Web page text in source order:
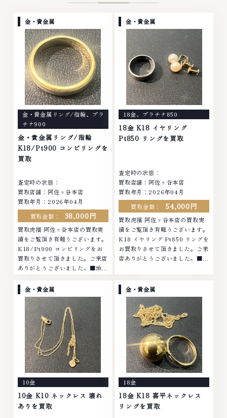
金・貴金属
金・貴金属リング/指輪、 プラ
チナ900
金・貴金属リング/指輪
K18/Pt900 コンビリングを
買取
査定時の状態：
買取店舗：阿佐ヶ谷本店
買取年月：2026年04月
買取金額：
38,000円
買取虎福 阿佐ヶ谷本店の買取実
績をご覧頂き有難うございます。
K18/Pt900 コンビリングをお
買取りさせて頂きました。ご来店
ありがとうございました。■地域
ヤモンド ブランド品 ブランド衣
類 お酒買取りのことなら、お任
せくださいなかでも金・プラチナ
等のアクセサリー・貴金属・宝
石・ダイヤモンド・ジュエリーや
ブランド品・時計等は特に自信を
持って、高額査定を実現しており
ます。 古くて使わなくなってし
まったアクセサリー、動かなくな
ってしまった腕時計、多くのお品
物の高価買取りを実現しており、
他店ではお値段の付かなかったお
品物でも、一点一点丁寧に無料で
金・貴金属
18金、 プラチナ850
18金 K18 イヤリング
Pt850 リングを買取
査定時の状態：
買取店舗：阿佐ヶ谷本店
買取年月：2026年04月
買取金額：
54,000円
買取虎福 阿佐ヶ谷本店の買取実
績をご覧頂き有難うございます。
K18 イヤリング Pt850 リングを
お買取りさせて頂きました。ご来
店ありがとうございました。■地
衣類 お酒買取りのことなら、お
任せくださいなかでも金・プラチ
ナ等のアクセサリー・貴金属・宝
石・ダイヤモンド・ジュエリーや
ブランド品・時計等は特に自信を
持って、高額査定を実現しており
ます。 古くて使わなくなってし
まったアクセサリー、動かなくな
ってしまった腕時計、多くのお品
物の高価買取りを実現しており、
他店ではお値段の付かなかったお
品物でも、一点一点丁寧に無料で
査定します。お気軽にご連絡くだ
金・貴金属
10金
10金 K10 ネックレス 壊れ
ありを買取
金・貴金属
18金
18金 K18 喜平ネックレス
リングを買取